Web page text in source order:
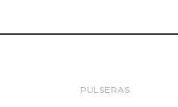
PULSERAS